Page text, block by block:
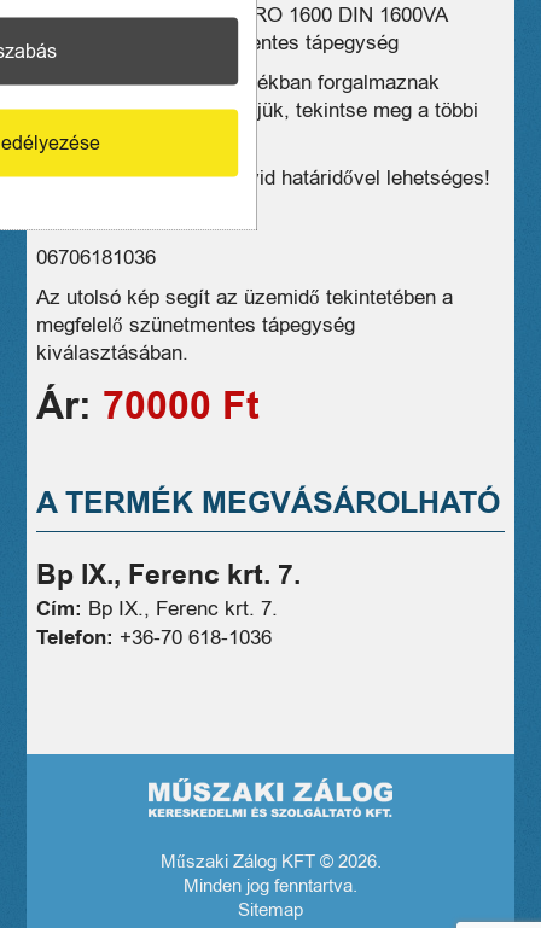
Eladó új Eaton Ellipse PRO 1600 DIN 1600VA
(ELP1600DIN) szünetmentes tápegység
Üzleteink széles választékban forgalmaznak
hasonló eszközöket, kérjük, tekintse meg a többi
termékünket is!
Kiszállítás, postázás rövid határidővel lehetséges!
06706181036
Az utolsó kép segít az üzemidő tekintetében a
megfelelő szünetmentes tápegység
kiválasztásában.
Ár: 70000 Ft
A TERMÉK MEGVÁSÁROLHATÓ
Bp IX., Ferenc krt. 7.
Cím: Bp IX., Ferenc krt. 7.
Telefon: +36-70 618-1036
Műszaki Zálog KFT © 2026.
Minden jog fenntartva.
Sitemap